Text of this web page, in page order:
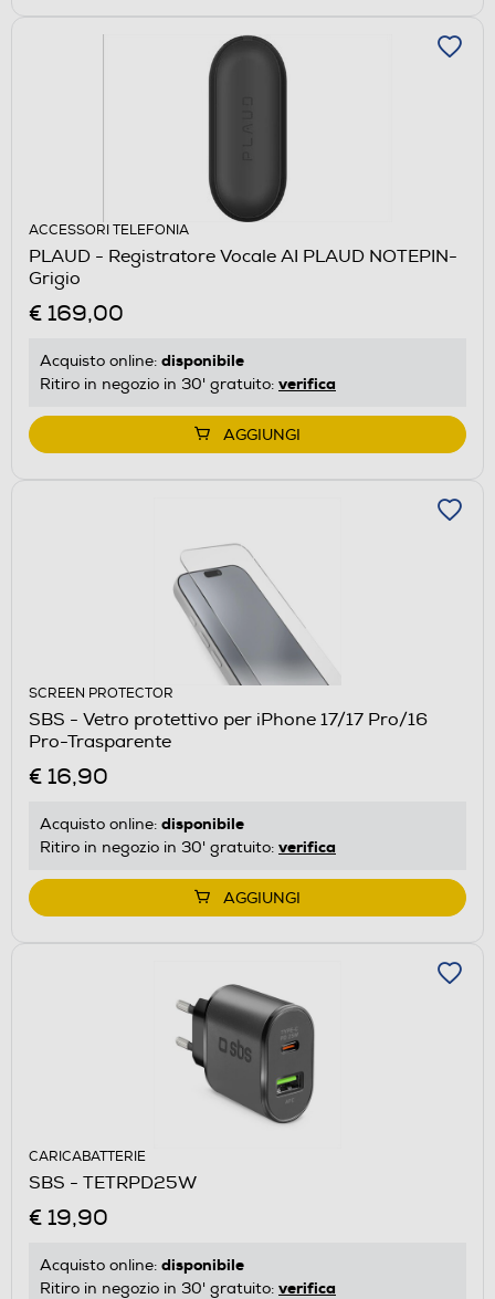
ACCESSORI TELEFONIA
PLAUD - Registratore Vocale AI PLAUD NOTEPIN-
Grigio
€ 169,00
Acquisto online: disponibile
Ritiro in negozio in 30' gratuito: verifica
AGGIUNGI
SCREEN PROTECTOR
SBS - Vetro protettivo per iPhone 17/17 Pro/16
Pro-Trasparente
€ 16,90
Acquisto online: disponibile
Ritiro in negozio in 30' gratuito: verifica
AGGIUNGI
CARICABATTERIE
SBS - TETRPD25W
€ 19,90
Acquisto online: disponibile
Ritiro in negozio in 30' gratuito: verifica